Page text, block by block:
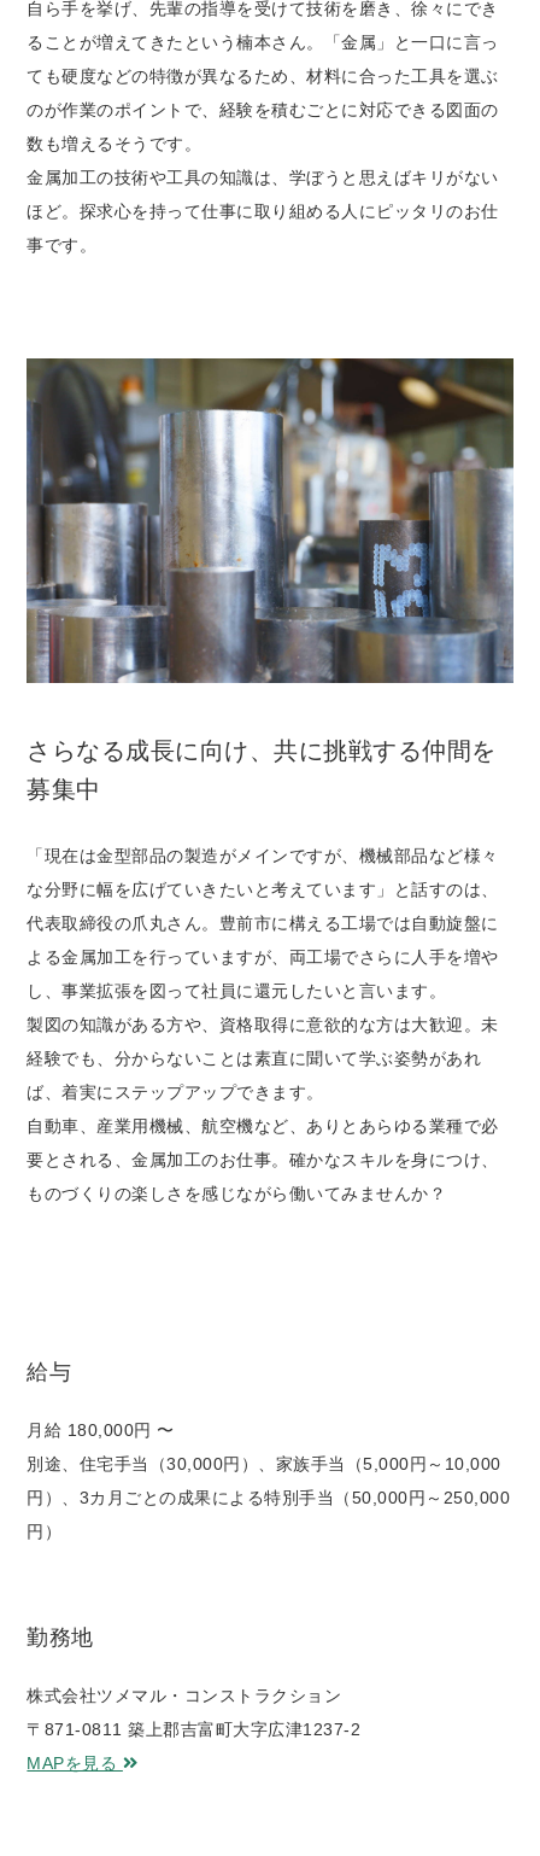
自ら手を挙げ、先輩の指導を受けて技術を磨き、徐々にでき
ることが増えてきたという楠本さん。「金属」と一口に言っ
ても硬度などの特徴が異なるため、材料に合った工具を選ぶ
のが作業のポイントで、経験を積むごとに対応できる図面の
数も増えるそうです。
金属加工の技術や工具の知識は、学ぼうと思えばキリがない
ほど。探求心を持って仕事に取り組める人にピッタリのお仕
事です。
さらなる成長に向け、共に挑戦する仲間を
募集中
「現在は金型部品の製造がメインですが、機械部品など様々
な分野に幅を広げていきたいと考えています」と話すのは、
代表取締役の爪丸さん。豊前市に構える工場では自動旋盤に
よる金属加工を行っていますが、両工場でさらに人手を増や
し、事業拡張を図って社員に還元したいと言います。
製図の知識がある方や、資格取得に意欲的な方は大歓迎。未
経験でも、分からないことは素直に聞いて学ぶ姿勢があれ
ば、着実にステップアップできます。
自動車、産業用機械、航空機など、ありとあらゆる業種で必
要とされる、金属加工のお仕事。確かなスキルを身につけ、
ものづくりの楽しさを感じながら働いてみませんか？
給与
月給 180,000円 〜
別途、住宅手当（30,000円）、家族手当（5,000円～10,000
円）、3カ月ごとの成果による特別手当（50,000円～250,000
円）
勤務地
株式会社ツメマル・コンストラクション
〒871-0811 築上郡吉富町大字広津1237-2
MAPを見る